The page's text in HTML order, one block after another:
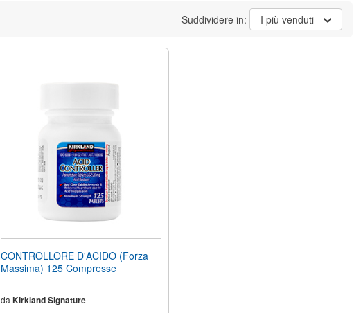
Suddividere in: I più venduti
CONTROLLORE D'ACIDO (Forza
Massima) 125 Compresse
da Kirkland Signature